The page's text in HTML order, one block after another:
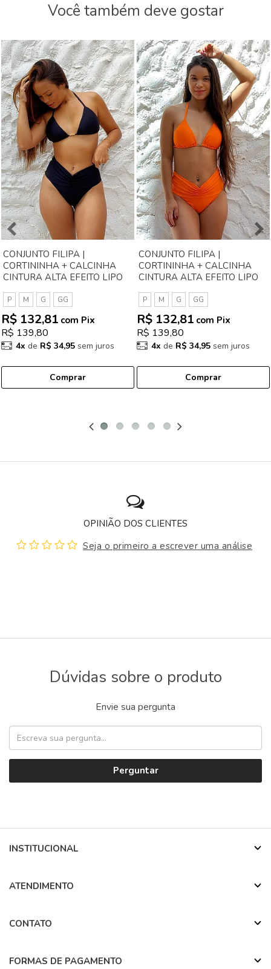
Você também deve gostar
CONJUNTO FILIPA |
CORTININHA + CALCINHA
CINTURA ALTA EFEITO LIPO
P M G GG
R$ 139,80
R$ 132,81 com Pix
4x de R$ 34,95 sem juros
Comprar
CONJUNTO FILIPA |
CORTININHA + CALCINHA
CINTURA ALTA EFEITO LIPO
P M G GG
R$ 139,80
R$ 132,81 com Pix
4x de R$ 34,95 sem juros
Comprar
OPINIÃO DOS CLIENTES
Seja o primeiro a escrever uma análise
Dúvidas sobre o produto
Envie sua pergunta
Perguntar
INSTITUCIONAL
ATENDIMENTO
CONTATO
FORMAS DE PAGAMENTO